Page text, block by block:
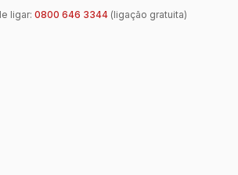
ligar: 0800 646 3344(ligação gratuita)